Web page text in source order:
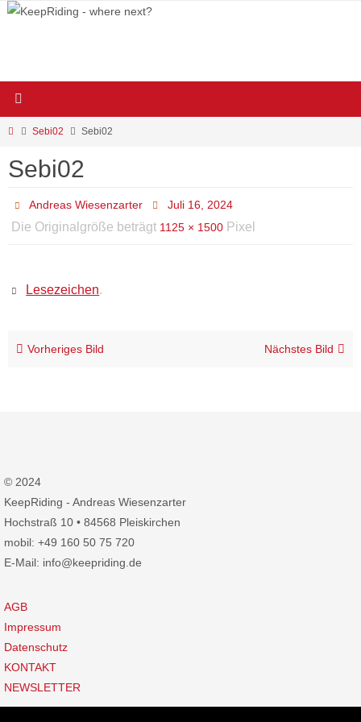
Zum
StartSebi02 Sebi02
Sebi02
Andreas Wiesenzarter Juli 16, 2024
Die Originalgröße beträgt 1125 × 1500 Pixel
Lesezeichen.
Vorheriges Bild Nächstes Bild
© 2024
KeepRiding - Andreas Wiesenzarter
Hochstraß 10 • 84568 Pleiskirchen
mobil: +49 160 50 75 720
E-Mail: info@keepriding.de
AGB
Impressum
Datenschutz
KONTAKT
NEWSLETTER